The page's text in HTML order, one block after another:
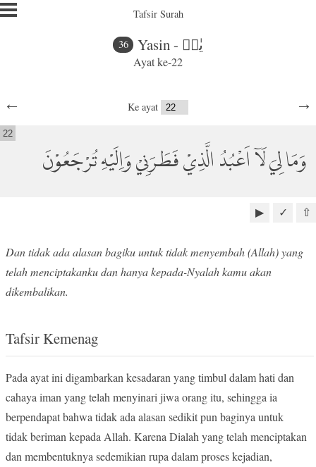
Tafsir Surah
36 Yasin - يٰسۤ
Ayat ke-22
← →
Ke ayat
وَمَا لِيَ لَآ اَعْبُدُ الَّذِيْ فَطَرَنِيْ وَاِلَيْهِ تُرْجَعُوْنَ
22
⇧
✓
▶
Dan tidak ada alasan bagiku untuk tidak menyembah (Allah) yang
telah menciptakanku dan hanya kepada-Nyalah kamu akan
dikembalikan.
Tafsir Kemenag
Pada ayat ini digambarkan kesadaran yang timbul dalam hati dan
cahaya iman yang telah menyinari jiwa orang itu, sehingga ia
berpendapat bahwa tidak ada alasan sedikit pun baginya untuk
tidak beriman kepada Allah. Karena Dialah yang telah menciptakan
dan membentuknya sedemikian rupa dalam proses kejadian,